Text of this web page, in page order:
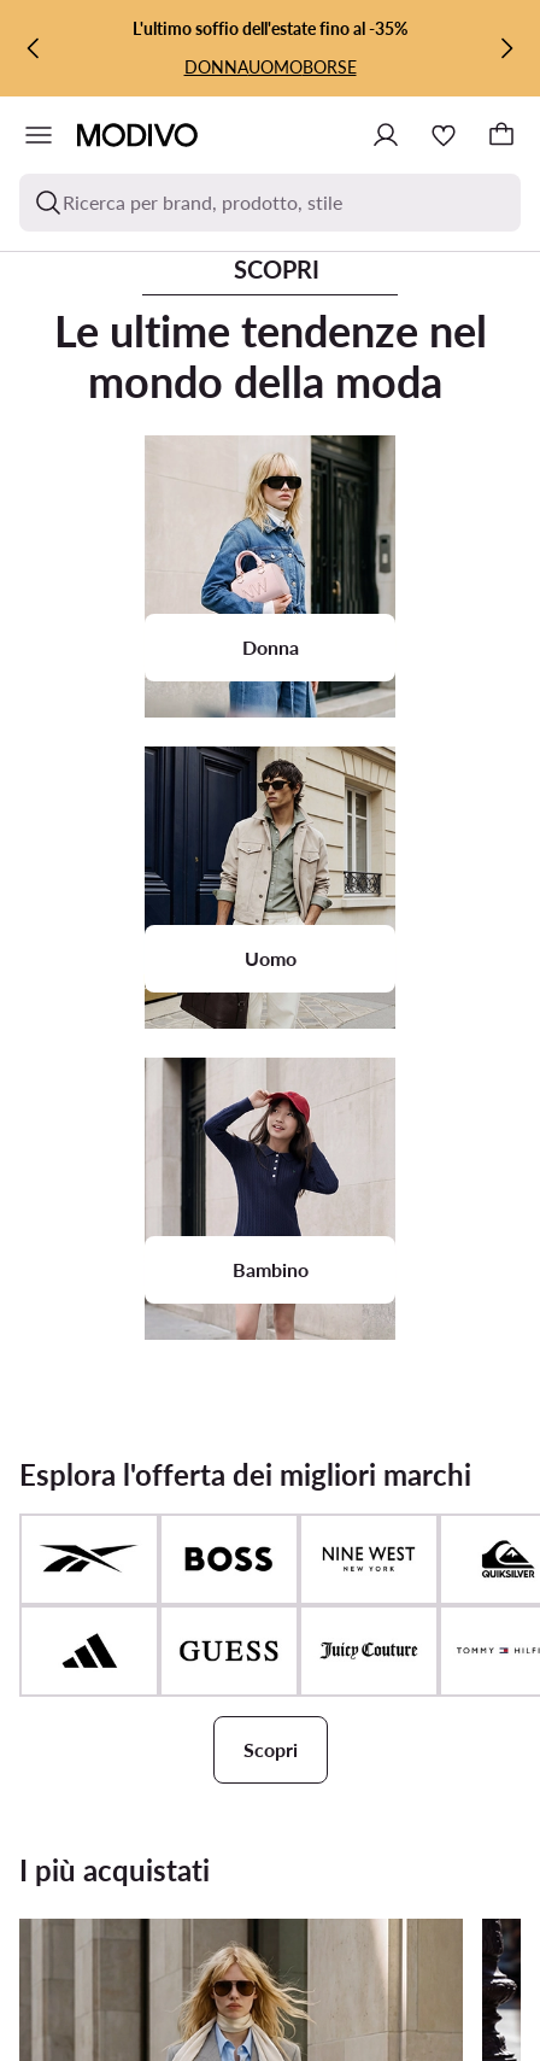
VAI AL CONTENUTO PRINCIPALE
VAI ALLA RICERCAL'ultimo soffio dell'estate fino al -35%
DONNAUOMOBORSE
Ricerca per brand, prodotto, stile
SCOPRI
Le ultime tendenze nel
mondo della moda
Donna
Uomo
Bambino
Esplora l'offerta dei migliori marchi
Scopri
I più acquistati